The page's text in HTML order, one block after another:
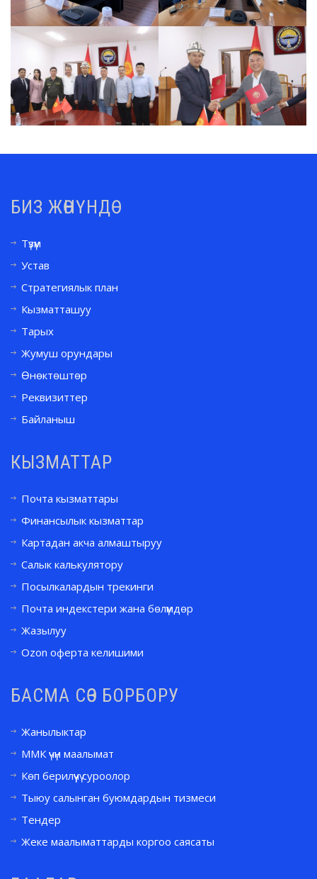
БИЗ ЖӨНҮНДӨ
Түзүм
Устав
Стратегиялык план
Кызматташуу
Тарых
Жумуш орундары
Өнөктөштөр
Реквизиттер
Байланыш
КЫЗМАТТАР
Почта кызматтары
Финансылык кызматтар
Картадан акча алмаштыруу
Салык калькулятору
Посылкалардын трекинги
Почта индекстери жана бөлүмдөр
Жазылуу
Ozon оферта келишими
БАСМА СӨЗ БОРБОРУ
Жанылыктар
ММК үчүн маалымат
Көп берилүүчү суроолор
Тыюу салынган буюмдардын тизмеси
Тендер
Жеке маалыматтарды коргоо саясаты